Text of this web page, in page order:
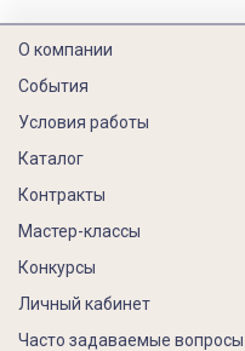
О компании
События
Условия работы
Каталог
Контракты
Мастер-классы
Конкурсы
Личный кабинет
Часто задаваемые вопросы